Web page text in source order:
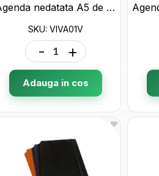
Agenda nedatata A5 de lux Viva Arles Violet VIVA01V
SKU: VIVA01V
- +
Adauga in cos